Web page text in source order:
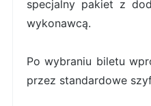
specjalny pakiet z
wykonawcą.
Po wybraniu biletu
przez standardowe